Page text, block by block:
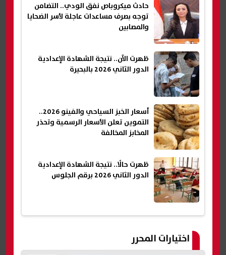
حادث ميكروباص نفق الودي.. التضامن
توجه بصرف مساعدات عاجلة لأسر الضحايا
والمصابين
ظهرت الآن.. نتيجة الشهادة الإعدادية
الدور الثاني 2026 بالبحيرة
أسعار الخبز السياحي والفينو 2026..
التموين تعلن الأسعار الرسمية وتحذر
المخابز المخالفة
ظهرت حالًا.. نتيجة الشهادة الإعدادية
الدور الثاني 2026 برقم الجلوس
اختيارات المحرر